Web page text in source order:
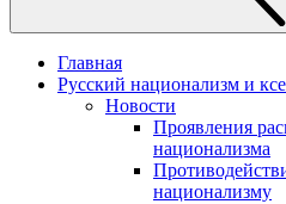
Главная
Русский национализм и
Новости
Проявления
национализма
национализму